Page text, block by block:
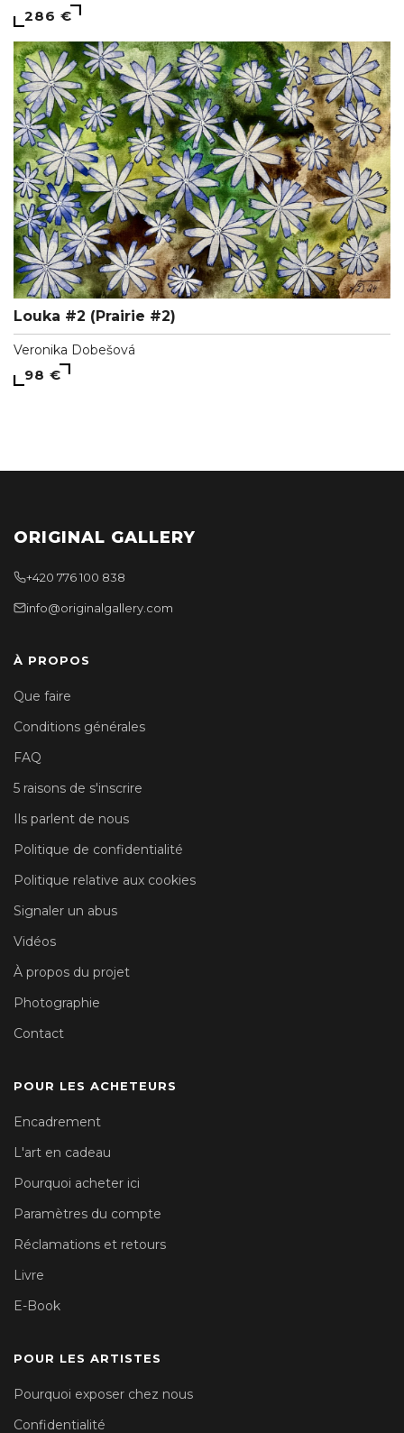
286 €
Louka #2 (Prairie #2)
Veronika Dobešová
98 €
ORIGINAL GALLERY
+420 776 100 838
info@originalgallery.com
À PROPOS
Que faire
Conditions générales
FAQ
5 raisons de s'inscrire
Ils parlent de nous
Politique de confidentialité
Politique relative aux cookies
Signaler un abus
Vidéos
À propos du projet
Photographie
Contact
POUR LES ACHETEURS
Encadrement
L'art en cadeau
Pourquoi acheter ici
Paramètres du compte
Réclamations et retours
Livre
E-Book
POUR LES ARTISTES
Pourquoi exposer chez nous
Confidentialité